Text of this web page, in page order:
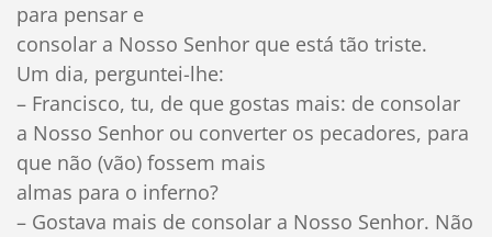
para pensar e
consolar a Nosso Senhor que está tão triste.
Um dia, perguntei-lhe:
– Francisco, tu, de que gostas mais: de consolar
a Nosso Senhor ou converter os pecadores, para
que não (vão) fossem mais
almas para o inferno?
– Gostava mais de consolar a Nosso Senhor. Não